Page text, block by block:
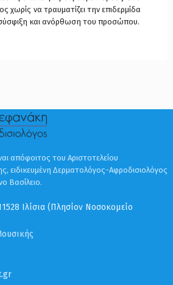
χωρίς να τραυματίζει την επιδερμίδα
σύσφιξη και ανόρθωση του προσώπου.
απόφοιτος του Αριστοτελείου
ειδικευμένη Δερματολόγος-Αφροδισιολόγος
Βασίλειο.
Ιλίσια (Πλησίον Νοσοκομείο